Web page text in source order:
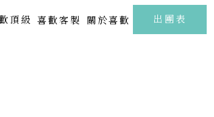
頂級 喜歡客製 關於喜歡 出團表